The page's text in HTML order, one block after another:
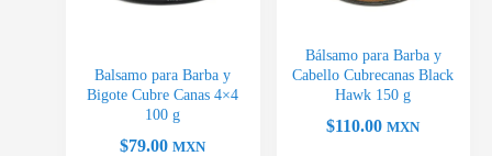
Balsamo para Barba y
Bigote Cubre Canas 4×4
100 g
$79.00 MXN
Bálsamo para Barba y
Cabello Cubrecanas Black
Hawk 150 g
$110.00 MXN